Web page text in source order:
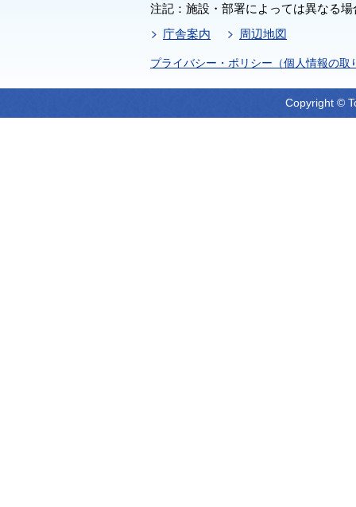
注記：施設・部署によっては異なる
庁舎案内
周辺地図
プライバシー・ポリシー（個人情報の取
Copyright ©